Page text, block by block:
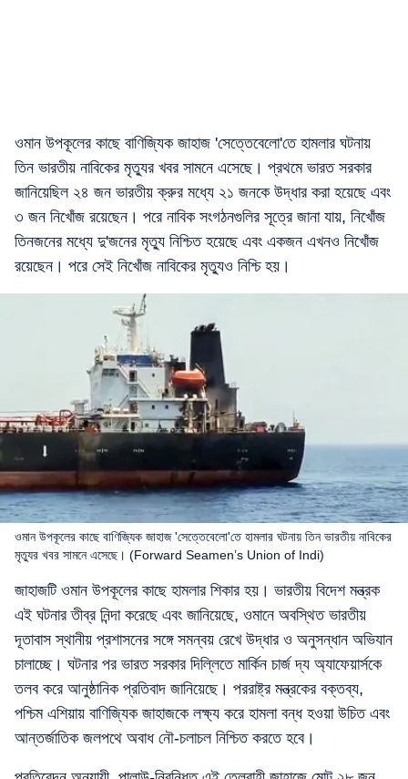
ওমান উপকূলের কাছে বাণিজ্যিক জাহাজ 'সেত্তেবেলো'তে হামলার ঘটনায়
তিন ভারতীয় নাবিকের মৃত্যুর খবর সামনে এসেছে। প্রথমে ভারত সরকার
জানিয়েছিল ২৪ জন ভারতীয় ক্রুর মধ্যে ২১ জনকে উদ্ধার করা হয়েছে এবং
৩ জন নিখোঁজ রয়েছেন। পরে নাবিক সংগঠনগুলির সূত্রে জানা যায়, নিখোঁজ
তিনজনের মধ্যে দু'জনের মৃত্যু নিশ্চিত হয়েছে এবং একজন এখনও নিখোঁজ
রয়েছেন। পরে সেই নিখোঁজ নাবিকের মৃত্যুও নিশ্চি হয়।
ওমান উপকূলের কাছে বাণিজ্যিক জাহাজ 'সেত্তেবেলো'তে হামলার ঘটনায় তিন ভারতীয় নাবিকের
মৃত্যুর খবর সামনে এসেছে। (Forward Seamen’s Union of Indi)
জাহাজটি ওমান উপকূলের কাছে হামলার শিকার হয়। ভারতীয় বিদেশ মন্ত্রক
এই ঘটনার তীব্র নিন্দা করেছে এবং জানিয়েছে, ওমানে অবস্থিত ভারতীয়
দূতাবাস স্থানীয় প্রশাসনের সঙ্গে সমন্বয় রেখে উদ্ধার ও অনুসন্ধান অভিযান
চালাচ্ছে। ঘটনার পর ভারত সরকার দিল্লিতে মার্কিন চার্জ দ্য অ্যাফেয়ার্সকে
তলব করে আনুষ্ঠানিক প্রতিবাদ জানিয়েছে। পররাষ্ট্র মন্ত্রকের বক্তব্য,
পশ্চিম এশিয়ায় বাণিজ্যিক জাহাজকে লক্ষ্য করে হামলা বন্ধ হওয়া উচিত এবং
আন্তর্জাতিক জলপথে অবাধ নৌ-চলাচল নিশ্চিত করতে হবে।